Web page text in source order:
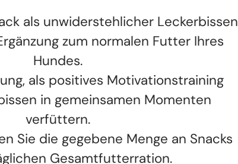
als unwiderstehlicher Leckerbissen
zum normalen Futter Ihres
Hundes.
als positives Motivationstraining
in gemeinsamen Momenten
verfüttern.
Sie die gegebene Menge an Snacks
Gesamtfutterration.